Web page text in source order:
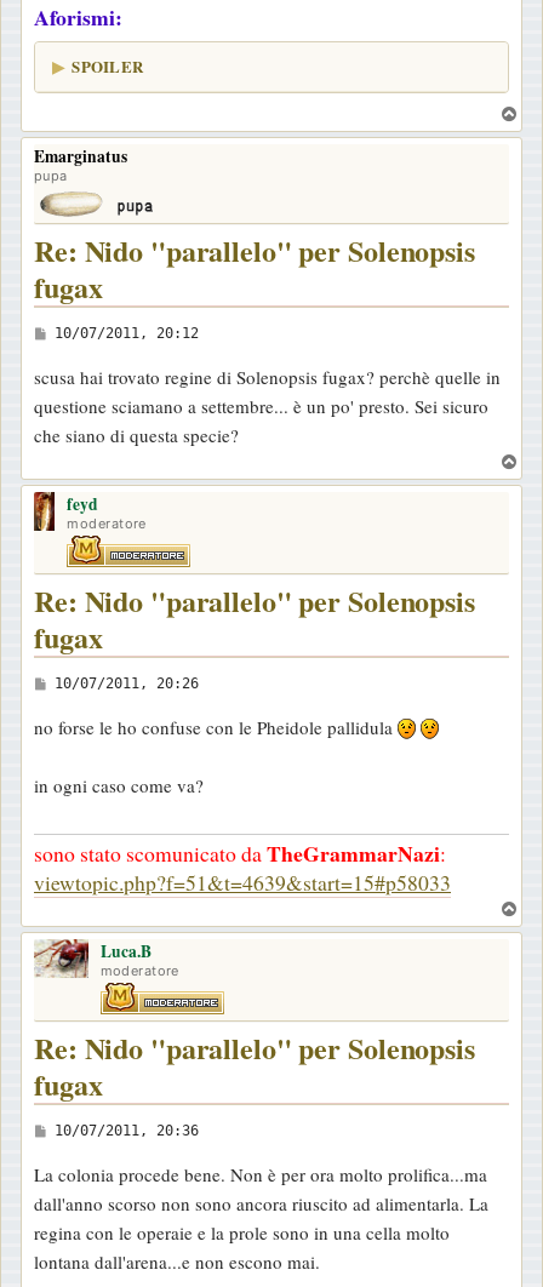
g
g
i
Aforismi:
SPOILER
o
Emarginatus
pupa
Re: Nido "parallelo" per Solenopsis
fugax
M
s
s
a
g
g
i
10/07/2011, 20:12
scusa hai trovato regine di Solenopsis fugax? perchè quelle in
questione sciamano a settembre... è un po' presto. Sei sicuro
che siano di questa specie?
o
feyd
moderatore
Re: Nido "parallelo" per Solenopsis
fugax
M
s
a
g
i
10/07/2011, 20:26
no forse le ho confuse con le Pheidole pallidula
in ogni caso come va?
sono stato scomunicato daTheGrammarNazi:
viewtopic.php?f=51&t=4639&start=15#p58033
o
Luca.B
moderatore
Re: Nido "parallelo" per Solenopsis
fugax
M
s
s
a
g
10/07/2011, 20:36
La colonia procede bene. Non è per ora molto prolifica...ma
dall'anno scorso non sono ancora riuscito ad alimentarla. La
regina con le operaie e la prole sono in una cella molto
lontana dall'arena...e non escono mai.